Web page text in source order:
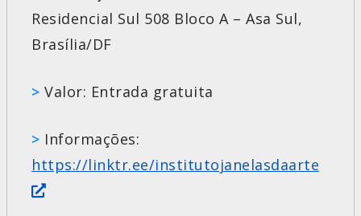
Residencial Sul 508 Bloco A – Asa Sul,
Brasília/DF
> Valor: Entrada gratuita
> Informações:
https://linktr.ee/institutojanelasdaarte